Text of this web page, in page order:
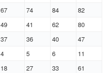
67 74 84
82
49 41 62
80
37 36 40
47
4 5 6
11
18 27 33
61